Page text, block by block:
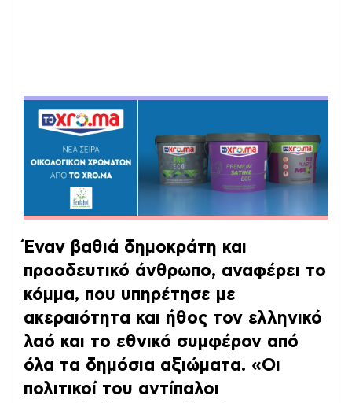
Έναν βαθιά δημοκράτη και
προοδευτικό άνθρωπο, αναφέρει το
κόμμα, που υπηρέτησε με
ακεραιότητα και ήθος τον ελληνικό
λαό και το εθνικό συμφέρον από
όλα τα δημόσια αξιώματα. «Οι
πολιτικοί του αντίπαλοι